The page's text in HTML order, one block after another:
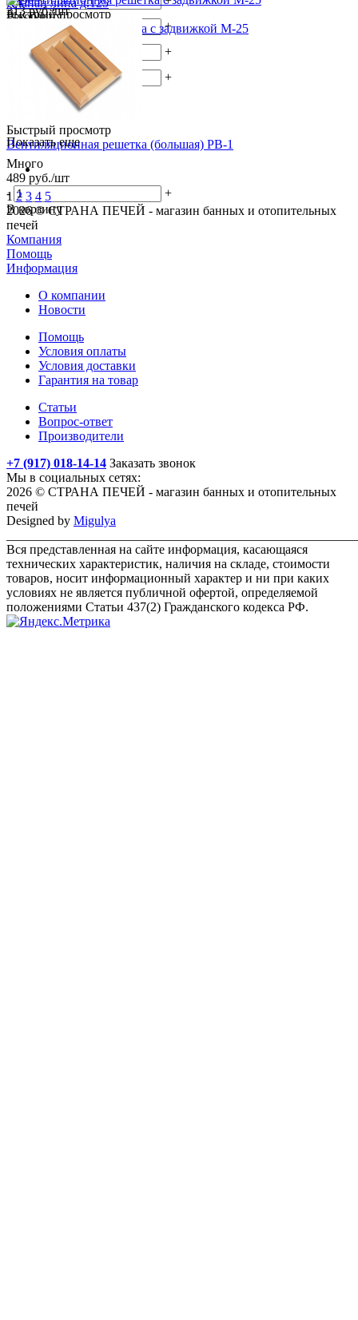
В корзину
313руб./шт
+
В корзину
Много
руб./шт
+
В корзину
Быстрый просмотр
Вентиляционная решетка с задвижкой М-25
Много
руб. /шт
+
В корзину
Быстрый просмотр
Вентиляционная решетка (большая) РВ-1
Много
489 руб./шт
-
+
В корзину
Показать еще
1 2 3 4 5
2026 © СТРАНА ПЕЧЕЙ - магазин банных и отопительных
печей
Компания
Помощь
Информация
О компании
Новости
Помощь
Условия оплаты
Условия доставки
Гарантия на товар
Статьи
Вопрос-ответ
Производители
+7 (917) 018-14-14 Заказать звонок
Мы в социальных сетях:
2026 © СТРАНА ПЕЧЕЙ - магазин банных и отопительных
печей
Designed by Migulya
Вся представленная на сайте информация, касающаяся
технических характеристик, наличия на складе, стоимости
товаров, носит информационный характер и ни при каких
условиях не является публичной офертой, определяемой
положениями Статьи 437(2) Гражданского кодекса РФ.